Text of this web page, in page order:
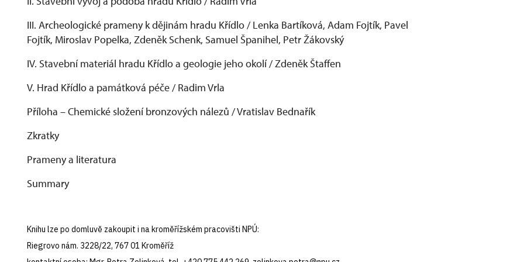
III. Archeologické prameny k dějinám hradu Křídlo / Lenka Bartíková, Adam Fojtík, Pavel
Fojtík, Miroslav Popelka, Zdeněk Schenk, Samuel Španihel, Petr Žákovský
IV. Stavební materiál hradu Křídlo a geologie jeho okolí / Zdeněk Štaffen
V. Hrad Křídlo a památková péče / Radim Vrla
Příloha – Chemické složení bronzových nálezů / Vratislav Bednařík
Zkratky
Prameny a literatura
Summary
Knihu lze po domluvě zakoupit i na kroměřížském pracovišti NPÚ:
Riegrovo nám. 3228/22, 767 01 Kroměříž